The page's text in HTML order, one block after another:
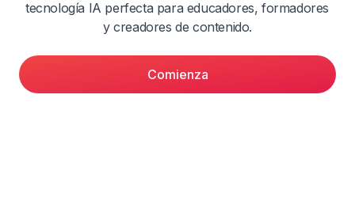
tecnología IA perfecta para educadores, formadores
y creadores de contenido.
Comienza